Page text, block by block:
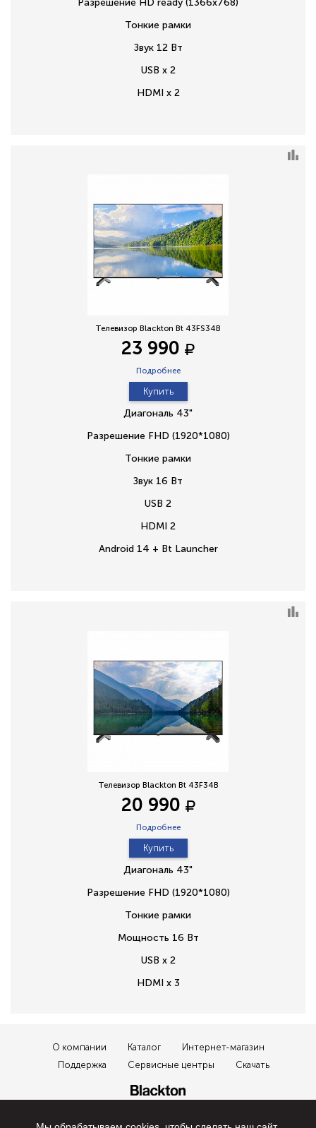
Разрешение HD ready (1366х768)
Тонкие рамки
Звук 12 Вт
USB x 2
HDMI x 2
Телевизор Blackton Bt 43FS34B
23 990
Подробнее
Купить
Диагональ 43"
Разрешение FHD (1920*1080)
Тонкие рамки
Звук 16 Вт
USB 2
HDMI 2
Android 14 + Bt Launcher
Телевизор Blackton Bt 43F34B
20 990
Подробнее
Купить
Диагональ 43"
Разрешение FHD (1920*1080)
Тонкие рамки
Мощность 16 Вт
USB x 2
HDMI x 3
О компании Каталог
Интернет-магазин
Поддержка
Сервисные центры Скачать
закрытых распродажах? Тогда подписывайтесь на нашу рассылку!